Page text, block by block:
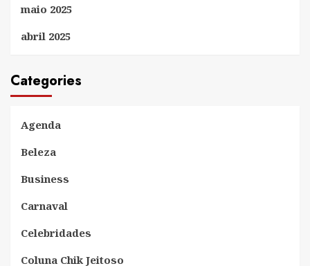
maio 2025
abril 2025
Categories
Agenda
Beleza
Business
Carnaval
Celebridades
Coluna Chik Jeitoso